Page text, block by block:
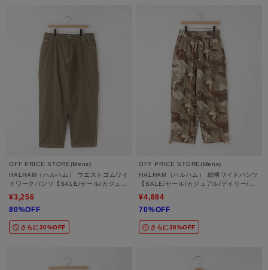
OFF PRICE STORE(Mens)
HALHAM（ハルハム） ウエストゴムワイ
ドワークパンツ【SALE/セール/カジュア
¥3,256
80%OFF
さらに30%OFF
OFF PRICE STORE(Mens)
HALHAM（ハルハム） 総柄ワイドパンツ
【SALE/セール/カジュアル/デイリー/ト
¥4,884
70%OFF
さらに30%OFF